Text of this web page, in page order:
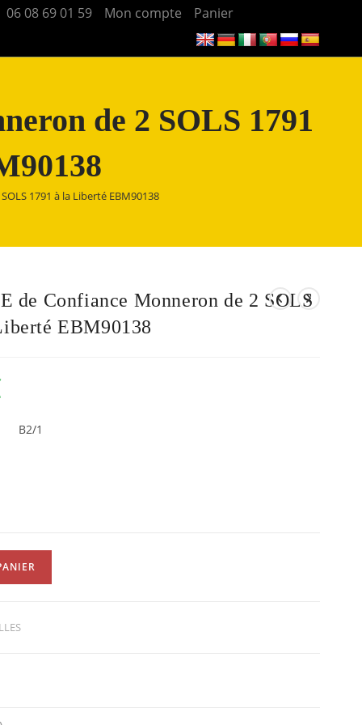
06 08 69 01 59 Mon compte Panier
de 2 SOLS 1791
1791 à la Liberté EBM90138
de Confiance Monneron de 2 SOLS
EBM90138
B2/1